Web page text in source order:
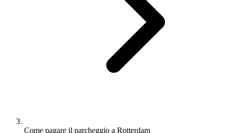
Come pagare il parcheggio a Rotterdam